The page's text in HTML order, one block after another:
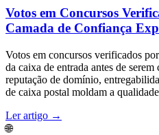
Votos em Concursos
Camada de Confiança
Votos em concursos verificados
da caixa de entrada antes de
reputação de domínio,
de caixa postal moldam a
Ler artigo →
🌐